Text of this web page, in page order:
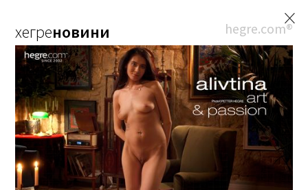
×
хегреновини hegre.com®